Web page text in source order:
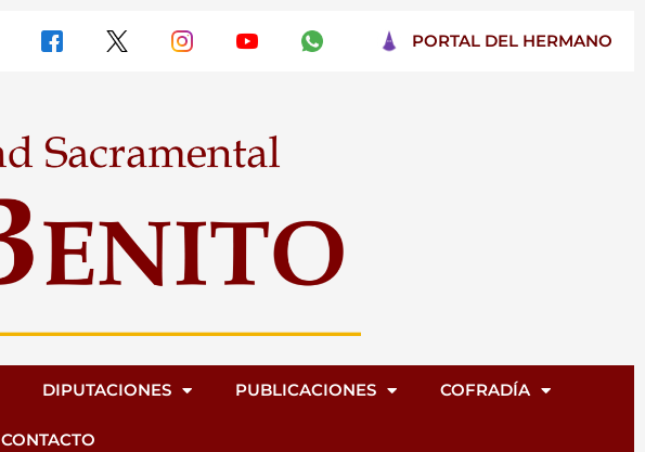
PORTAL DEL HERMANO
DIPUTACIONES PUBLICACIONES COFRADÍA
CONTACTO